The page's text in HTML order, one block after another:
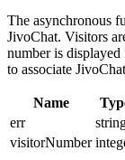
The asynchronous
JivoChat. Visitors
number is displayed
to associate
Name
err
visitorNumber